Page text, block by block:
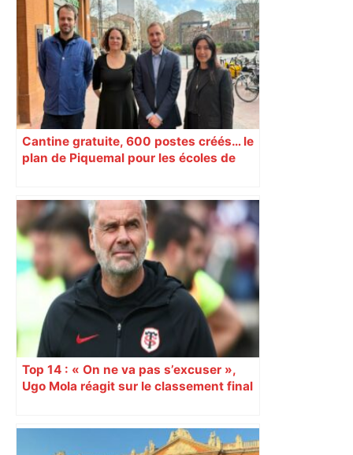
horrible", plus de 17 km de
ralentissements autour de Toulouse ce
jeudi matin, on vous donne les
secteurs à éviter – ladepeche.fr
Cantine gratuite, 600 postes créés… le
plan de Piquemal pour les écoles de
Top 14 : « On ne va pas s’excuser »,
Ugo Mola réagit sur le classement final